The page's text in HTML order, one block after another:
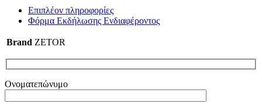
Επιπλέον πληροφορίες
Φόρμα Εκδήλωσης Ενδιαφέροντος
Brand ZETOR
Ονοματεπώνυμο